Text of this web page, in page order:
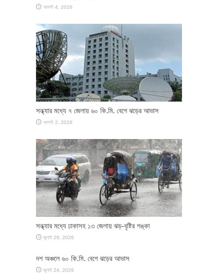
আগস্ট 4, 2026
সন্ধ্যার মধ্যে ৭ জেলায় ৬০ কি.মি. বেগে ঝড়ের আভাস
আগস্ট 2, 2026
সন্ধ্যার মধ্যে ঢাকাসহ ১৩ জেলায় ঝড়-বৃষ্টির শঙ্কা
জুলাই 29, 2026
দশ অঞ্চলে ৬০ কি.মি. বেগে ঝড়ের আভাস
জুলাই 24, 2026